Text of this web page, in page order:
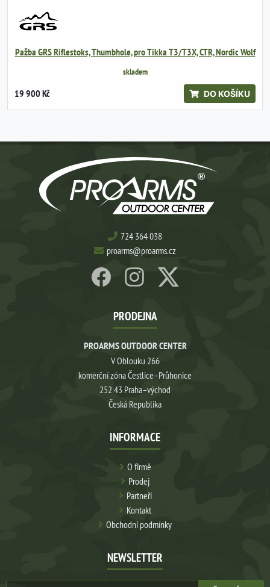
Pažba GRS Riflestoks, Thumbhole, pro Tikka T3/T3X, CTR, Nordic Wolf
skladem
19 900 Kč DO KOŠÍKU
724 364 038
proarms@proarms.cz
PRODEJNA
PROARMS OUTDOOR CENTER
V Oblouku 266
komerční zóna Čestlice–Průhonice
252 43 Praha–východ
Česká Republika
INFORMACE
O firmě
Prodej
Partneři
Kontakt
Obchodní podmínky
NEWSLETTER